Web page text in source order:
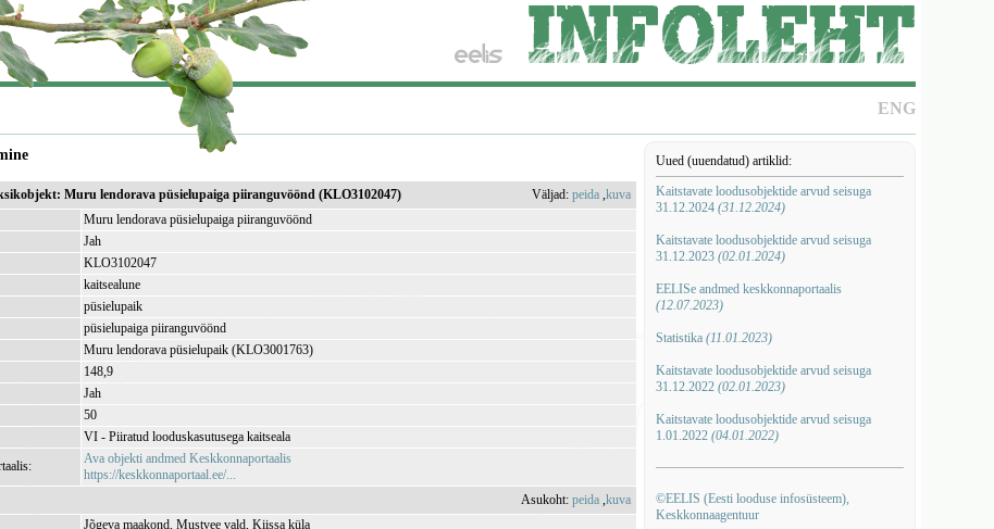
ENG
Uued (uuendatud) artiklid:
Kaitstavate loodusobjektide arvud seisuga
31.12.2024 (31.12.2024)
Kaitstavate loodusobjektide arvud seisuga
31.12.2023 (02.01.2024)
EELISe andmed keskkonnaportaalis
(12.07.2023)
Statistika (11.01.2023)
Kaitstavate loodusobjektide arvud seisuga
31.12.2022 (02.01.2023)
Kaitstavate loodusobjektide arvud seisuga
1.01.2022 (04.01.2022)
©EELIS (Eesti looduse infosüsteem),
Keskkonnaagentuur
Muru lendorava püsielupaiga piiranguvöönd (KLO3102047) Väljad:peida ,kuva
Muru lendorava püsielupaiga piiranguvöönd
Jah
KLO3102047
kaitsealune
püsielupaik
püsielupaiga piiranguvöönd
Muru lendorava püsielupaik (KLO3001763)
148,9
Jah
50
VI - Piiratud looduskasutusega kaitseala
Ava objekti andmed Keskkonnaportaalis
https://keskkonnaportaal.ee/...
Asukoht:peida ,kuva
Jõgeva maakond, Mustvee vald, Kiissa küla